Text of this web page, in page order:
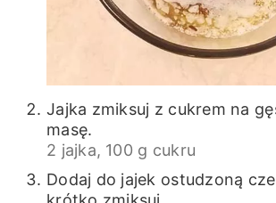
Jajka zmiksuj z cukrem na
masę.
2 jajka, 100 g cukru
Dodaj do jajek ostudzoną